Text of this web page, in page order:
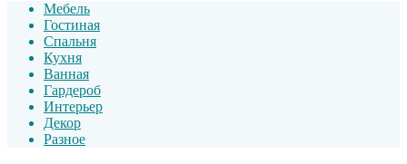
Мебель
Гостиная
Спальня
Кухня
Ванная
Гардероб
Интерьер
Декор
Разное